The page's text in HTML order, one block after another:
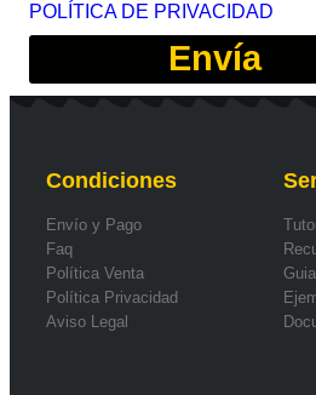
POLÍTICA DE PRIVACIDAD
Envía
Condiciones
Envío y Pago
Faq
Política Venta
Política Privacidad
Aviso Legal